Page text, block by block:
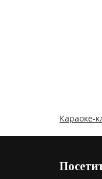
Караоке-